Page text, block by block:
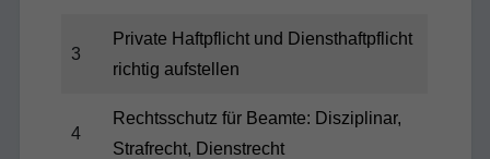
3
Private Haftpflicht und Diensthaftpflicht
richtig aufstellen
4
Rechtsschutz für Beamte: Disziplinar,
Strafrecht, Dienstrecht